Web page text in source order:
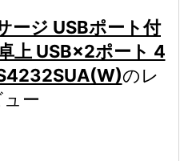
ージ USBポート付
上 USB×2ポート 4
のレ
ュー